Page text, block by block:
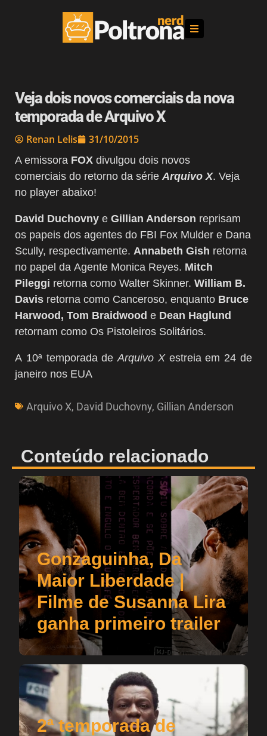
Veja dois novos comerciais da nova
temporada de Arquivo X
Renan Lelis 31/10/2015
A emissora FOX divulgou dois novos
comerciais do retorno da série Arquivo X. Veja
no player abaixo!
David Duchovny e Gillian Anderson reprisam
os papeis dos agentes do FBI Fox Mulder e Dana
Scully, respectivamente. Annabeth Gish retorna
no papel da Agente Monica Reyes. Mitch
Pileggi retorna como Walter Skinner. William B.
Davis retorna como Canceroso, enquanto Bruce
Harwood, Tom Braidwood e Dean Haglund
retornam como Os Pistoleiros Solitários.
A 10ª temporada deArquivo Xestreia em 24 de
janeiro nos EUA
Arquivo X, David Duchovny, Gillian Anderson
Conteúdo relacionado
Gonzaguinha, Da
Maior Liberdade |
Filme de Susanna Lira
ganha primeiro trailer
2ª temporada de